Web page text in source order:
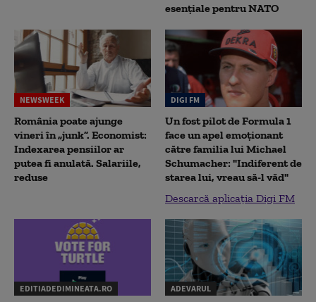
esențiale pentru NATO
NEWSWEEK
România poate ajunge
vineri în „junk”. Economist:
Indexarea pensiilor ar
putea fi anulată. Salariile,
reduse
DIGI FM
Un fost pilot de Formula 1
face un apel emoționant
către familia lui Michael
Schumacher: "Indiferent de
starea lui, vreau să-l văd"
Descarcă aplicația Digi FM
EDITIADEDIMINEATA.RO ADEVARUL